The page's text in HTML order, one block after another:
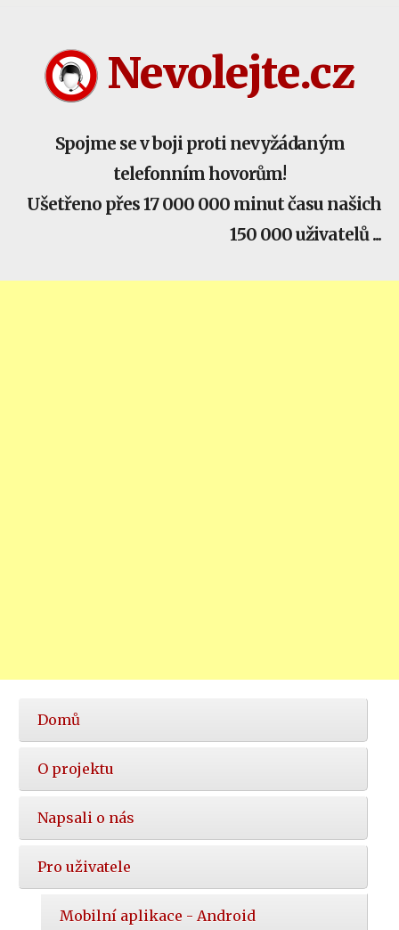
Nevolejte.cz
Spojme se v boji proti nevyžádaným
telefonním hovorům!
Ušetřeno přes 17 000 000 minut času našich
150 000 uživatelů ...
Hlavní
nabídka
Domů
O projektu
Napsali o nás
Pro uživatele
Mobilní aplikace - Android